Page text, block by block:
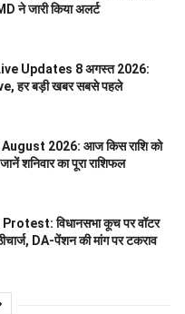
ने जारी किया अलर्ट
Updates 8 अगस्त 2026:
हर बड़ी खबर सबसे पहले
2026: आज किस राशि को
शनिवार का पूरा राशिफल
विधानसभा कूच पर वॉटर
DA-पेंशन की मांग पर टकराव